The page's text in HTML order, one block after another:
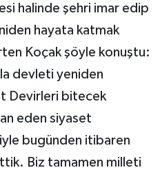
halinde şehri imar edip
hayata katmak
Koçak şöyle konuştu:
devleti yeniden
Devirleri bitecek
eden siyaset
bugünden itibaren
Biz tamamen milleti